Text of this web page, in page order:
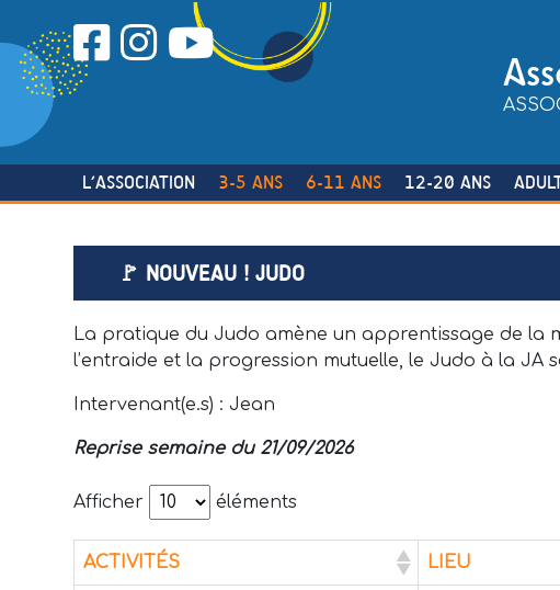
to
content
L’ASSOCIATION 3-5 ANS 6-11 ANS 12-20 ANS
🚩 NOUVEAU ! JUDO
La pratique du Judo amène un apprentissage de la
l’entraide et la progression mutuelle, le Judo à la
Intervenant(e.s) : Jean
Reprise semaine du 21/09/2026
Afficher éléments
ACTIVITÉS LIEU